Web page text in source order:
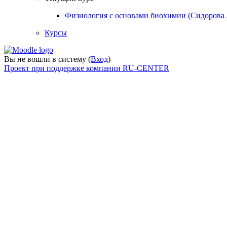
Физиология с основами биохимии
Курсы
Вы не вошли в систему (Вход)
Проект при поддержке компании RU-CENTER